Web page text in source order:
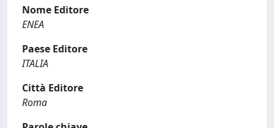
Nome Editore
ENEA
Paese Editore
ITALIA
Città Editore
Roma